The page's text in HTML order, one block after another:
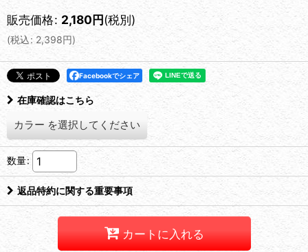
販売価格: 2,180円(税別)
(税込: 2,398円)
Facebookでシェア
在庫確認はこちら
カラー を選択してください
数量:
返品特約に関する重要事項
カートに入れる